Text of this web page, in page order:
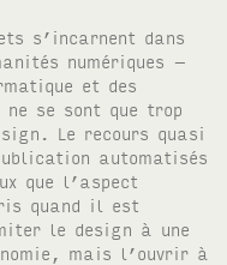
s’incarnent dans
numériques –
et des
se sont que trop
Le recours quasi
automatisés
que l’aspect
quand il est
le design à une
mais l’ouvrir à